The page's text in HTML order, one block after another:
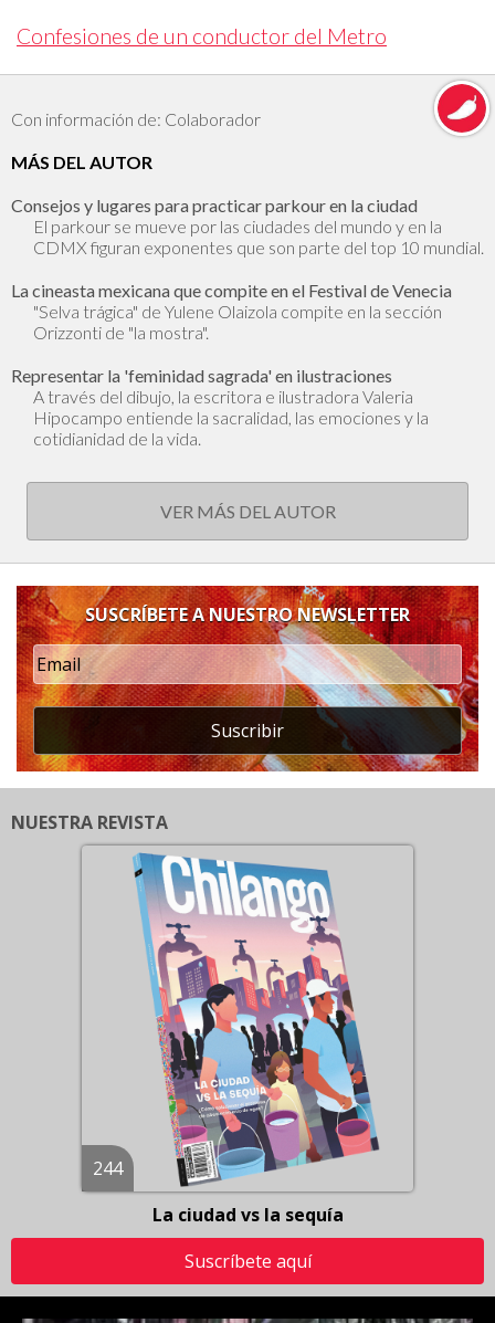
Confesiones de un conductor del Metro
Con información de: Colaborador
MÁS DEL AUTOR
Consejos y lugares para practicar parkour en la ciudad
El parkour se mueve por las ciudades del mundo y en la
CDMX figuran exponentes que son parte del top 10 mundial.
La cineasta mexicana que compite en el Festival de Venecia
"Selva trágica" de Yulene Olaizola compite en la sección
Orizzonti de "la mostra".
Representar la 'feminidad sagrada' en ilustraciones
A través del dibujo, la escritora e ilustradora Valeria
Hipocampo entiende la sacralidad, las emociones y la
cotidianidad de la vida.
VER MÁS DEL AUTOR
SUSCRÍBETE A NUESTRO NEWSLETTER
Suscribir
NUESTRA REVISTA
244
La ciudad vs la sequía
Suscríbete aquí